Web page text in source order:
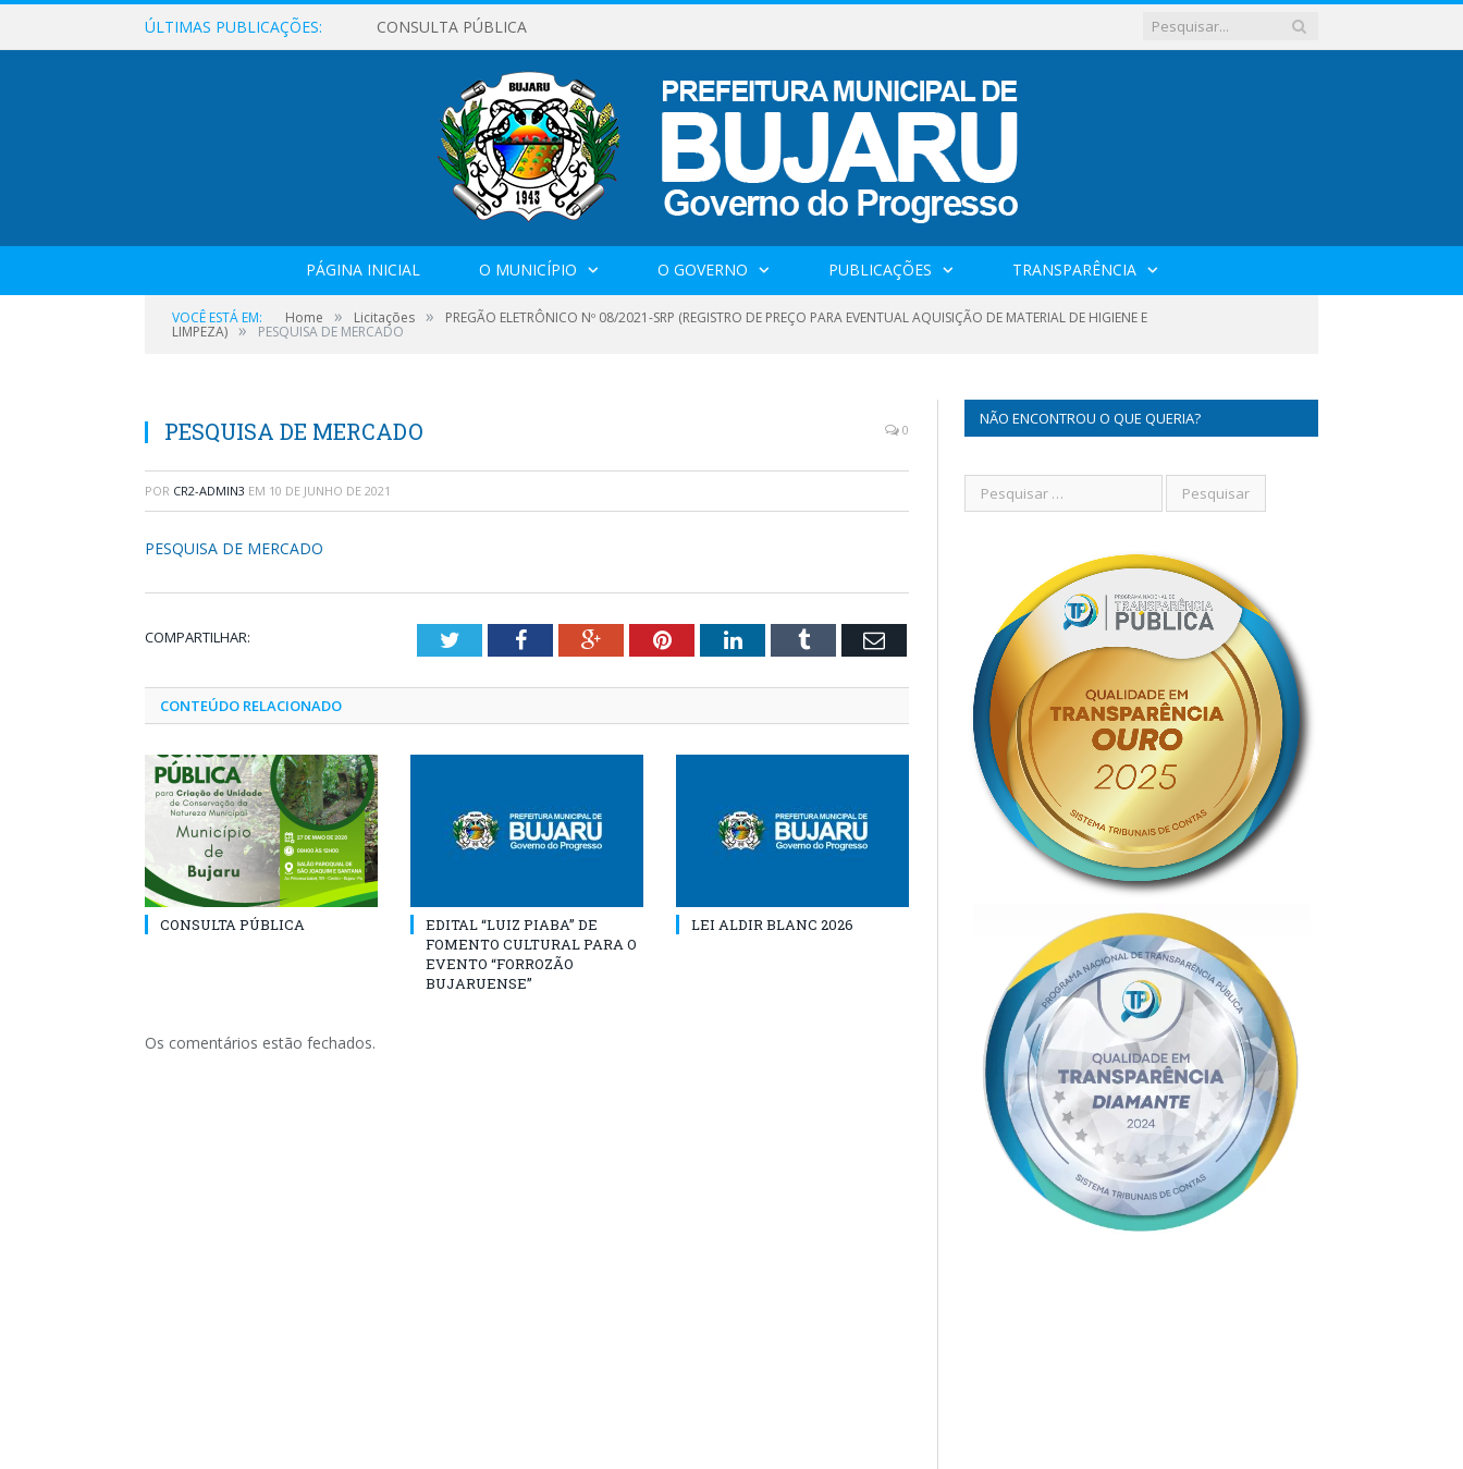
ÚLTIMAS PUBLICAÇÕES: CONSULTA PÚBLICA
PÁGINA INICIAL O MUNICÍPIO O GOVERNO PUBLICAÇÕES TRANSPARÊNCIA
VOCÊ ESTÁ EM: Home » Licitações » PREGÃO ELETRÔNICO Nº 08/2021-SRP (REGISTRO DE PREÇO PARA EVENTUAL AQUISIÇÃO DE MATERIAL DE HIGIENE E
LIMPEZA) » PESQUISA DE MERCADO
PESQUISA DE MERCADO 0
POR CR2-ADMIN3 EM 10 DE JUNHO DE 2021
PESQUISA DE MERCADO
COMPARTILHAR: TwitterFacebookGoogle+PinterestLinkedInTumblr Email
CONTEÚDO RELACIONADO
CONSULTA PÚBLICA
EDITAL “LUIZ PIABA” DE
FOMENTO CULTURAL PARA O
EVENTO “FORROZÃO
BUJARUENSE”
LEI ALDIR BLANC 2026
Os comentários estão fechados.
NÃO ENCONTROU O QUE QUERIA?